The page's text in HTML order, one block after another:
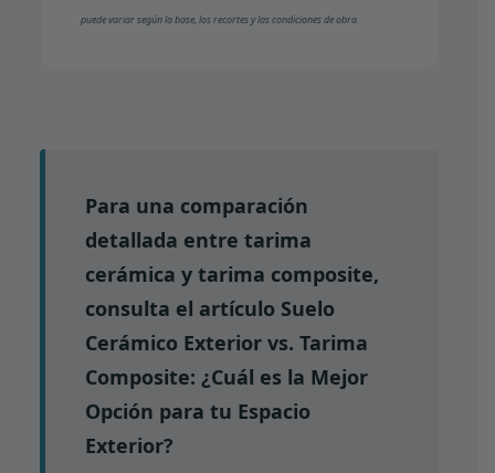
puede variar según la base, los recortes y las condiciones de obra.
Para una comparación
detallada entre tarima
cerámica y tarima composite,
consulta el artículo Suelo
Cerámico Exterior vs. Tarima
Composite: ¿Cuál es la Mejor
Opción para tu Espacio
Exterior?